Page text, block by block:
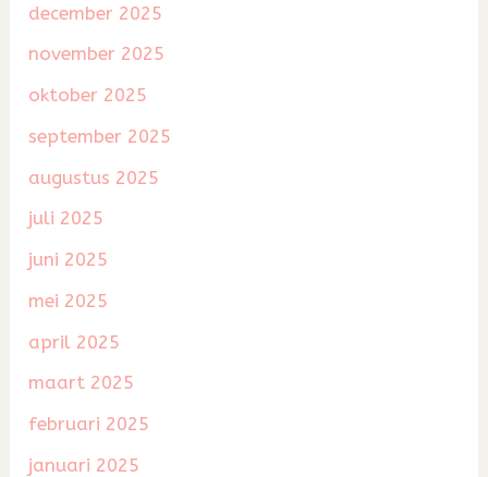
december 2025
november 2025
oktober 2025
september 2025
augustus 2025
juli 2025
juni 2025
mei 2025
april 2025
maart 2025
februari 2025
januari 2025